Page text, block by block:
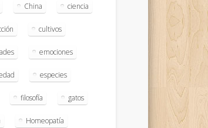
China ciencia
cultivos
emociones
especies
filosofía gatos
Homeopatía